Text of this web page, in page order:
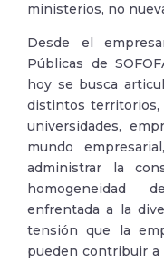
ministerios, no
Desde el
Públicas de
hoy se busca
distintos territorios,
universidades,
mundo
administrar la
homogeneidad
enfrentada a la
tensión que la
pueden contribuir a